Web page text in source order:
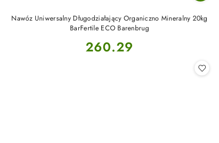
Nawóz Uniwersalny Długodziałający Organiczno Mineralny 20kg
BarFertile ECO Barenbrug
Cena:
260.29